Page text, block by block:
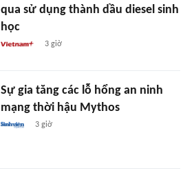
qua sử dụng thành dầu diesel sinh
học
3 giờ
Sự gia tăng các lỗ hổng an ninh
mạng thời hậu Mythos
3 giờ